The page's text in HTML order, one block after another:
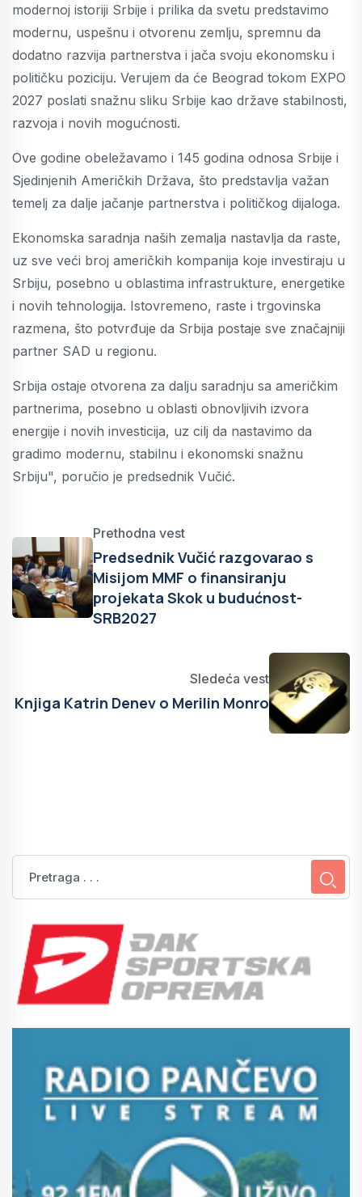
modernoj istoriji Srbije i prilika da svetu predstavimo
modernu, uspešnu i otvorenu zemlju, spremnu da
dodatno razvija partnerstva i jača svoju ekonomsku i
političku poziciju. Verujem da će Beograd tokom EXPO
2027 poslati snažnu sliku Srbije kao države stabilnosti,
razvoja i novih mogućnosti.
Ove godine obeležavamo i 145 godina odnosa Srbije i
Sjedinjenih Američkih Država, što predstavlja važan
temelj za dalje jačanje partnerstva i političkog dijaloga.
Ekonomska saradnja naših zemalja nastavlja da raste,
uz sve veći broj američkih kompanija koje investiraju u
Srbiju, posebno u oblastima infrastrukture, energetike
i novih tehnologija. Istovremeno, raste i trgovinska
razmena, što potvrđuje da Srbija postaje sve značajniji
partner SAD u regionu.
Srbija ostaje otvorena za dalju saradnju sa američkim
partnerima, posebno u oblasti obnovljivih izvora
energije i novih investicija, uz cilj da nastavimo da
gradimo modernu, stabilnu i ekonomski snažnu
Srbiju", poručio je predsednik Vučić.
Prethodna vest
Predsednik Vučić razgovarao s
Misijom MMF o finansiranju
projekata Skok u budućnost-
SRB2027
Sledeća vest
Knjiga Katrin Denev o Merilin Monro